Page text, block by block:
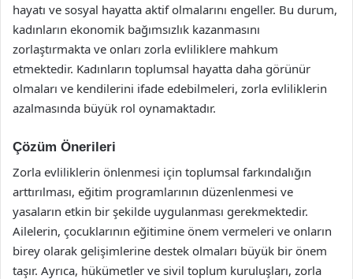
hayatı ve sosyal hayatta aktif olmalarını engeller. Bu durum,
kadınların ekonomik bağımsızlık kazanmasını
zorlaştırmakta ve onları zorla evliliklere mahkum
etmektedir. Kadınların toplumsal hayatta daha görünür
olmaları ve kendilerini ifade edebilmeleri, zorla evliliklerin
azalmasında büyük rol oynamaktadır.
Çözüm Önerileri
Zorla evliliklerin önlenmesi için toplumsal farkındalığın
arttırılması, eğitim programlarının düzenlenmesi ve
yasaların etkin bir şekilde uygulanması gerekmektedir.
Ailelerin, çocuklarının eğitimine önem vermeleri ve onların
birey olarak gelişimlerine destek olmaları büyük bir önem
taşır. Ayrıca, hükümetler ve sivil toplum kuruluşları, zorla